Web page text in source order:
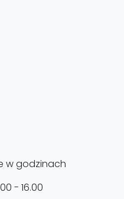
w godzinach
- 16.00